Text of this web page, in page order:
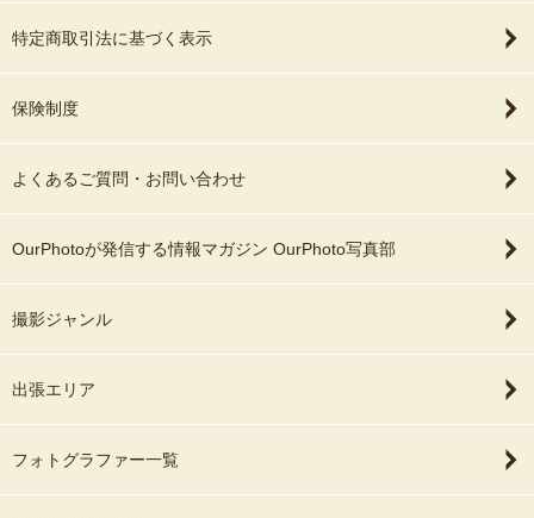
特定商取引法に基づく表示
保険制度
よくあるご質問・お問い合わせ
OurPhotoが発信する情報マガジン OurPhoto写真部
撮影ジャンル
出張エリア
フォトグラファー一覧